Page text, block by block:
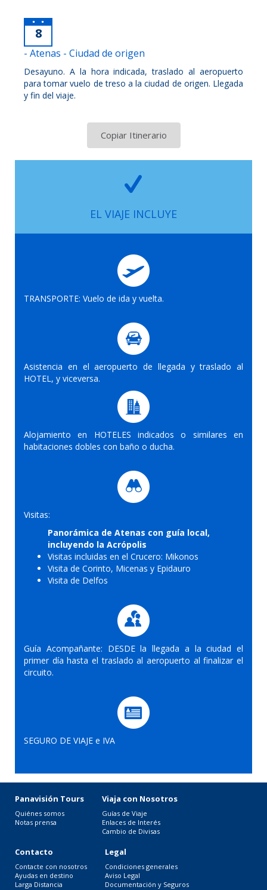
8
- Atenas - Ciudad de origen
Desayuno. A la hora indicada, traslado al aeropuerto
para tomar vuelo de treso a la ciudad de origen. Llegada
y fin del viaje.
Copiar Itinerario
EL VIAJE INCLUYE
TRANSPORTE: Vuelo de ida y vuelta.
Asistencia en el aeropuerto de llegada y traslado al
HOTEL, y viceversa.
Alojamiento en HOTELES indicados o similares en
habitaciones dobles con baño o ducha.
Visitas:
Panorámica de Atenas con guía local,
incluyendo la Acrópolis
Visitas incluidas en el Crucero: Mikonos
Visita de Corinto, Micenas y Epidauro
Visita de Delfos
Guía Acompañante: DESDE la llegada a la ciudad el
primer día hasta el traslado al aeropuerto al finalizar el
circuito.
SEGURO DE VIAJE e IVA
Panavisión Tours
Quiénes somos
Notas prensa
Viaja con Nosotros
Guías de Viaje
Enlaces de Interés
Cambio de Divisas
Contacto
Contacte con nosotros
Ayudas en destino
Larga Distancia
Legal
Condiciones generales
Aviso Legal
Documentación y Seguros